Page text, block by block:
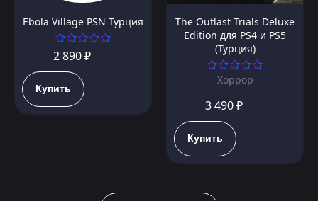
Ebola Village PSN Турция
2 890 ₽
Купить
The Outlast Trials Deluxe
Edition для PS4 и PS5
(Турция)
Хоррор
3 490 ₽
Купить